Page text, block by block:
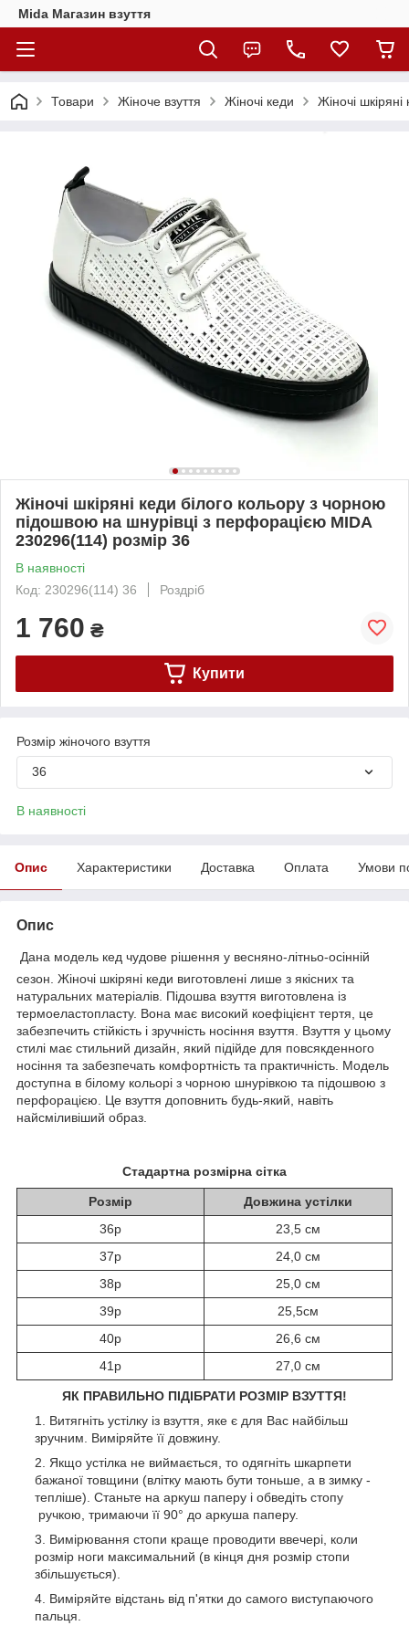
Mida Магазин взуття
Товари Жіноче взуття Жіночі кеди Жіночі
Жіночі шкіряні кеди білого кольору з чорною
підошвою на шнурівці з перфорацією MIDA
230296(114) розмір 36
В наявності
Код: 230296(114) 36
Роздріб
1 760 ₴
Купити
Розмір жіночого взуття
36
В наявності
Опис Характеристики Доставка Оплата Умови
Опис
Дана модель кед чудове рішення у весняно-літньо-осінній
сезон. Жіночі шкіряні кеди виготовлені лише з якісних та
натуральних матеріалів. Підошва взуття виготовлена із
термоеластопласту. Вона має високий коефіцієнт тертя, це
забезпечить стійкість і зручність носіння взуття. Взуття у цьому
стилі має стильний дизайн, який підійде для повсякденного
носіння та забезпечать комфортність та практичність. Модель
доступна в білому кольорі з чорною шнурівкою та підошвою з
перфорацією. Це взуття доповнить будь-який, навіть
найсміливіший образ.
Стадартна розмірна сітка
Розмір
Довжина устілки
36р
23,5 см
37р
24,0 см
38р
25,0 см
39р
25,5см
40р
26,6 см
41р
27,0 см
ЯК ПРАВИЛЬНО ПІДІБРАТИ РОЗМІР ВЗУТТЯ!
Витягніть устілку із взуття, яке є для Вас найбільш
зручним. Виміряйте її довжину.
Якщо устілка не виймається, то одягніть шкарпети
бажаної товщини (влітку мають бути тоньше, а в зимку -
тепліше). Станьте на аркуш паперу і обведіть стопу
ручкою, тримаючи її 90° до аркуша паперу.
Вимірювання стопи краще проводити ввечері, коли
розмір ноги максимальний (в кінця дня розмір стопи
збільшується).
Виміряйте відстань від п'ятки до самого виступаючого
пальця.